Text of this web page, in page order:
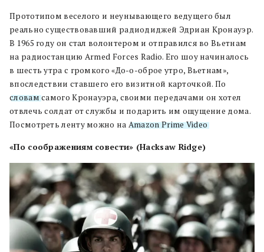
Прототипом веселого и неунывающего ведущего был
реально существовавший радиодиджей Эдриан Кронауэр.
В 1965 году он стал волонтером и отправился во Вьетнам
на радиостанцию Armed Forces Radio. Его шоу начиналось
в шесть утра с громкого «До-о-оброе утро, Вьетнам»,
впоследствии ставшего его визитной карточкой. По
словамсамого Кронауэра, своими передачами он хотел
отвлечь солдат от службы и подарить им ощущение дома.
Посмотреть ленту можно на Amazon Prime Video.
«По соображениям совести» (Hacksaw Ridge)